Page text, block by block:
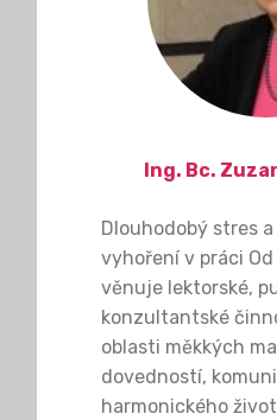
Ing. Bc.
Dlouhodobý stres
vyhoření v práci
věnuje lektorské,
konzultantské
oblasti měkkých
dovedností,
harmonického